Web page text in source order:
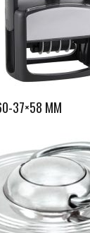
37×58 MM